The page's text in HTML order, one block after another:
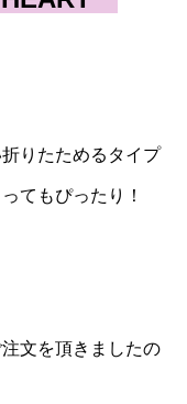
りたためるタイプ
てもぴったり！
文を頂きましたの